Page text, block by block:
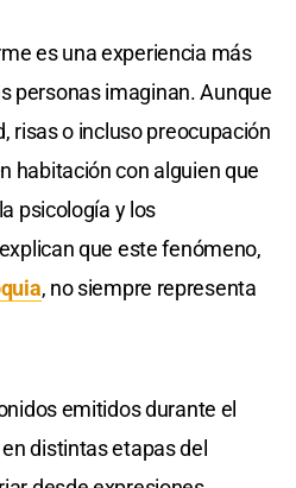
es una experiencia más
personas imaginan. Aunque
risas o incluso preocupación
habitación con alguien que
psicología y los
que este fenómeno,
, no siempre representa
emitidos durante el
distintas etapas del